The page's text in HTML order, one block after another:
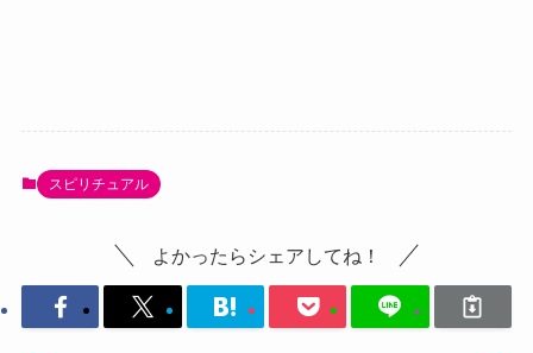
スピリチュアル
よかったらシェアしてね！